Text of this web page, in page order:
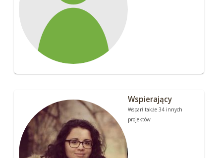
Wspierający
Wsparł także 34 innych
projektów